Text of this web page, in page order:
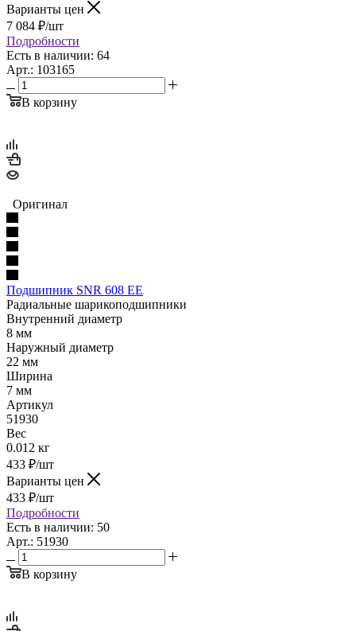
Варианты цен
7 084 ₽/шт
Подробности
Есть в наличии: 64
Арт.: 103165
В корзину
Оригинал
Подшипник SNR 608 EE
Радиальные шарикоподшипники
Внутренний диаметр
8 мм
Наружный диаметр
22 мм
Ширина
7 мм
Артикул
51930
Вес
0.012 кг
433 ₽/шт
Варианты цен
433 ₽/шт
Подробности
Есть в наличии: 50
Арт.: 51930
В корзину